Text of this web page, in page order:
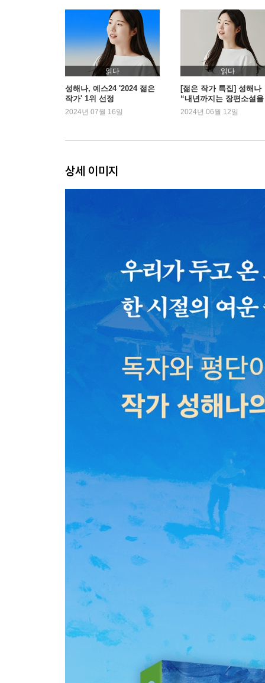
읽다
성해나, 예스24 '2024 젊은
작가' 1위 선정
2024년 07월 16일
읽다
[젊은 작가 특집] 성해나
“내년까지는 장편소설
성하고 싶어요”
2024년 06월 12일
상세 이미지